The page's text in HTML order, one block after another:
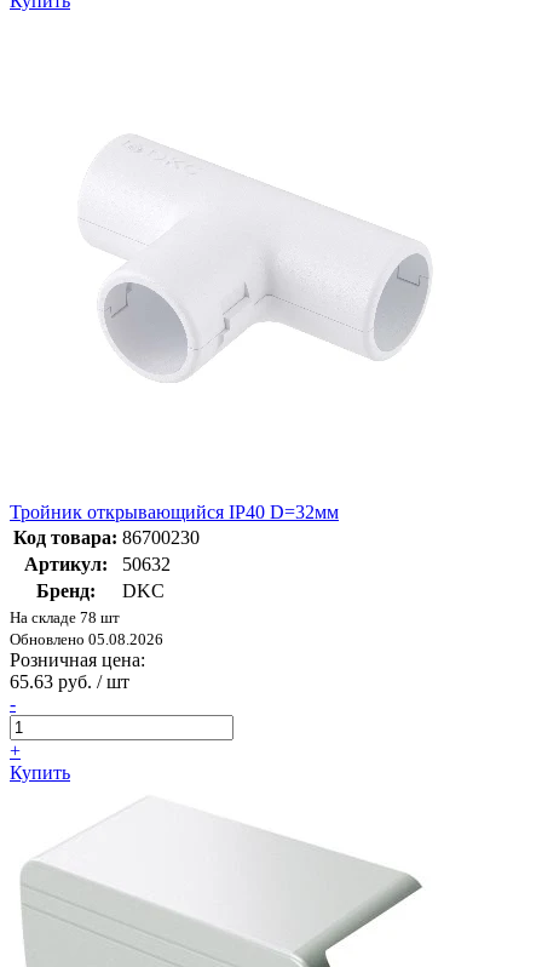
Тройник открывающийся IP40 D=32мм
Код товара: 86700230
Артикул:
50632
Бренд:
DKC
На складе 78 шт
Обновлено 05.08.2026
Розничная цена:
65.63 руб. / шт
-
+
Купить